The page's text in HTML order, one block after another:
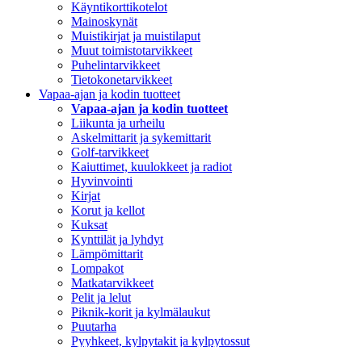
Käyntikorttikotelot
Mainoskynät
Muistikirjat ja muistilaput
Muut toimistotarvikkeet
Puhelintarvikkeet
Tietokonetarvikkeet
Vapaa-ajan ja kodin tuotteet
Vapaa-ajan ja kodin tuotteet
Liikunta ja urheilu
Askelmittarit ja sykemittarit
Golf-tarvikkeet
Kaiuttimet, kuulokkeet ja radiot
Hyvinvointi
Kirjat
Korut ja kellot
Kuksat
Kynttilät ja lyhdyt
Lämpömittarit
Lompakot
Matkatarvikkeet
Pelit ja lelut
Piknik-korit ja kylmälaukut
Puutarha
Pyyhkeet, kylpytakit ja kylpytossut